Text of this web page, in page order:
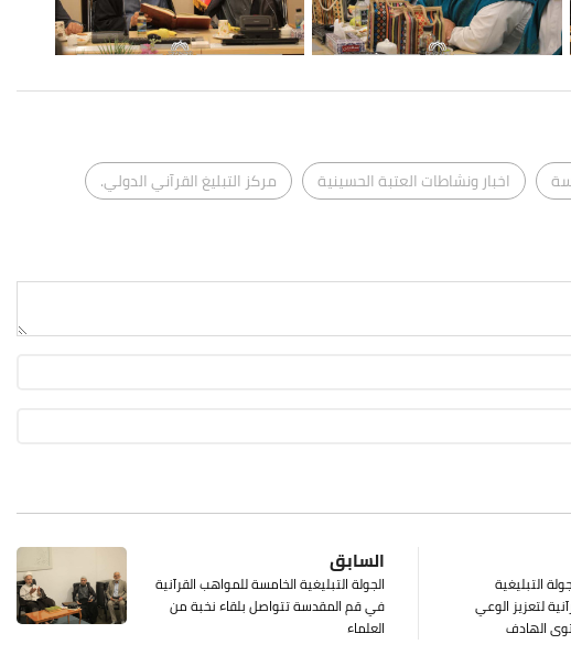
اخبار ونشاطات العتبة الحسينية مركز التبليغ القرآني الدولي.
السابق
الجولة التبليغية الخامسة للمواهب القرآنية
في قم المقدسة تتواصل بلقاء نخبة من
العلماء
التبليغية
لتعزيز الوعي
الهادف